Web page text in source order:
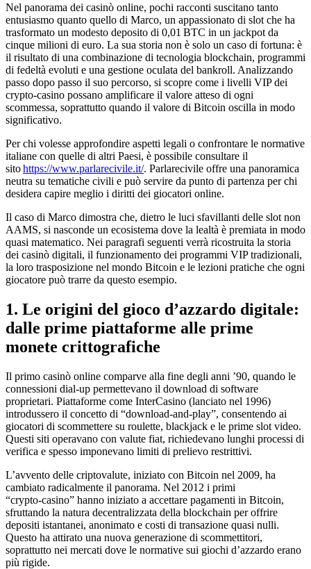
Nel panorama dei casinò online, pochi racconti suscitano tanto
entusiasmo quanto quello di Marco, un appassionato di slot che ha
trasformato un modesto deposito di 0,01 BTC in un jackpot da
cinque milioni di euro. La sua storia non è solo un caso di fortuna: è
il risultato di una combinazione di tecnologia blockchain, programmi
di fedeltà evoluti e una gestione oculata del bankroll. Analizzando
passo dopo passo il suo percorso, si scopre come i livelli VIP dei
crypto‑casino possano amplificare il valore atteso di ogni
scommessa, soprattutto quando il valore di Bitcoin oscilla in modo
significativo.
Per chi volesse approfondire aspetti legali o confrontare le normative
italiane con quelle di altri Paesi, è possibile consultare il
sitohttps://www.parlarecivile.it/. Parlarecivile offre una panoramica
neutra su tematiche civili e può servire da punto di partenza per chi
desidera capire meglio i diritti dei giocatori online.
Il caso di Marco dimostra che, dietro le luci sfavillanti delle slot non
AAMS, si nasconde un ecosistema dove la lealtà è premiata in modo
quasi matematico. Nei paragrafi seguenti verrà ricostruita la storia
dei casinò digitali, il funzionamento dei programmi VIP tradizionali,
la loro trasposizione nel mondo Bitcoin e le lezioni pratiche che ogni
giocatore può trarre da questo esempio.
1. Le origini del gioco d’azzardo digitale:
dalle prime piattaforme alle prime
monete crittografiche
Il primo casinò online comparve alla fine degli anni ’90, quando le
connessioni dial-up permettevano il download di software
proprietari. Piattaforme come InterCasino (lanciato nel 1996)
introdussero il concetto di “download‑and‑play”, consentendo ai
giocatori di scommettere su roulette, blackjack e le prime slot video.
Questi siti operavano con valute fiat, richiedevano lunghi processi di
verifica e spesso imponevano limiti di prelievo restrittivi.
L’avvento delle criptovalute, iniziato con Bitcoin nel 2009, ha
cambiato radicalmente il panorama. Nel 2012 i primi
“crypto‑casino” hanno iniziato a accettare pagamenti in Bitcoin,
sfruttando la natura decentralizzata della blockchain per offrire
depositi istantanei, anonimato e costi di transazione quasi nulli.
Questo ha attirato una nuova generazione di scommettitori,
soprattutto nei mercati dove le normative sui giochi d’azzardo erano
più rigide.